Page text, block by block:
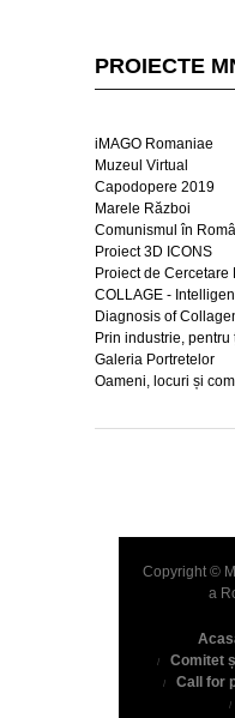
PROIECTE
iMAGO Romaniae
Muzeul Virtual
Capodopere 2019
Marele Război
Comunismul în
Proiect 3D ICONS
Proiect de Cercetare
COLLAGE -
Diagnosis of
Prin industrie, pentru
Galeria Portretelor
Oameni, locuri și
Copyright ©
a
Comitet
Call for